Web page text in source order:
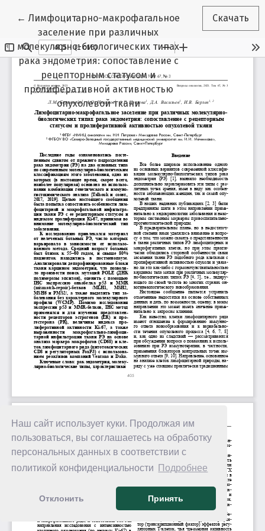
Наш сайт использует куки. Продолжая им
пользоваться, вы соглашаетесь на обработку
персональных данных в соответствии с
политикой конфиденциальности
Подробнее
Отклонить Принять
←Вернуться к Подробностям о статье
Лимфоцитарно-макрофагальное
заселение при различных
молекулярно-биологических типах
рака эндометрия: сопоставление с
рецепторным статусом и
пролиферативной активностью
опухолевой ткани
Скачать